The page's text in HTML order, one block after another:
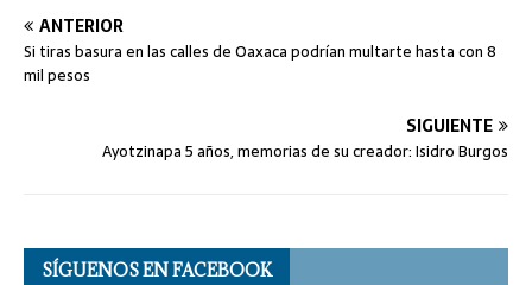
ANTERIOR
Si tiras basura en las calles de Oaxaca podrían multarte hasta con 8
mil pesos
SIGUIENTE
Ayotzinapa 5 años, memorias de su creador: Isidro Burgos
SÍGUENOS EN FACEBOOK